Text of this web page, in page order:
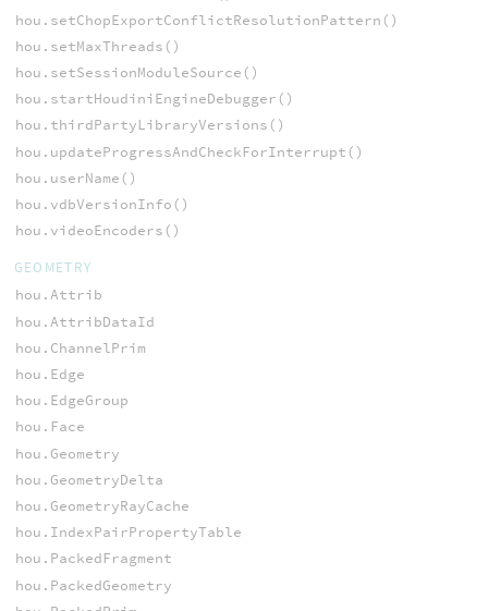
hou.setChopExportConflictResolutionPattern()
hou.setMaxThreads()
hou.setSessionModuleSource()
hou.startHoudiniEngineDebugger()
hou.thirdPartyLibraryVersions()
hou.updateProgressAndCheckForInterrupt()
hou.userName()
hou.vdbVersionInfo()
hou.videoEncoders()
GEOMETRY
hou.Attrib
hou.AttribDataId
hou.ChannelPrim
hou.Edge
hou.EdgeGroup
hou.Face
hou.Geometry
hou.GeometryDelta
hou.GeometryRayCache
hou.IndexPairPropertyTable
hou.PackedFragment
hou.PackedGeometry